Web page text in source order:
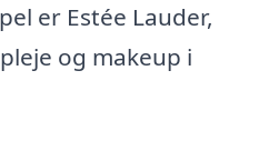
er Estée Lauder,
og makeup i